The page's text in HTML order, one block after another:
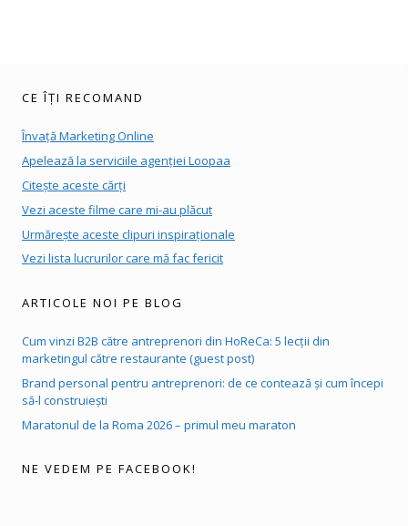
CE ÎȚI RECOMAND
Învață Marketing Online
Apelează la serviciile agenției Loopaa
Citește aceste cărți
Vezi aceste filme care mi-au plăcut
Urmărește aceste clipuri inspiraționale
Vezi lista lucrurilor care mă fac fericit
ARTICOLE NOI PE BLOG
Cum vinzi B2B către antreprenori din HoReCa: 5 lecții din
marketingul către restaurante (guest post)
Brand personal pentru antreprenori: de ce contează și cum începi
să-l construiești
Maratonul de la Roma 2026 – primul meu maraton
NE VEDEM PE FACEBOOK!